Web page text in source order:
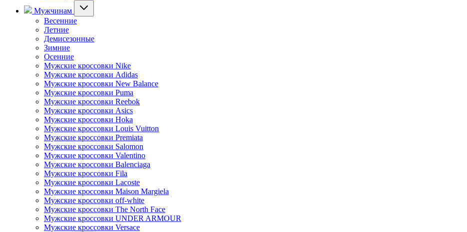
Мужчинам
Весенние
Летние
Демисезонные
Зимние
Осенние
Мужские кроссовки Nike
Мужские кроссовки Adidas
Мужские кроссовки New Balance
Мужские кроссовки Puma
Мужские кроссовки Reebok
Мужские кроссовки Asics
Мужские кроссовки Hoka
Мужские кроссовки Louis Vuitton
Мужские кроссовки Premiata
Мужские кроссовки Salomon
Мужские кроссовки Valentino
Мужские кроссовки Balenciaga
Мужские кроссовки Fila
Мужские кроссовки Lacoste
Мужские кроссовки Maison Margiela
Мужские кроссовки off-white
Мужские кроссовки The North Face
Мужские кроссовки UNDER ARMOUR
Мужские кроссовки Versace